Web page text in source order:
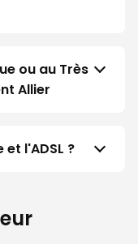
ou au Très
Allier
l'ADSL ?